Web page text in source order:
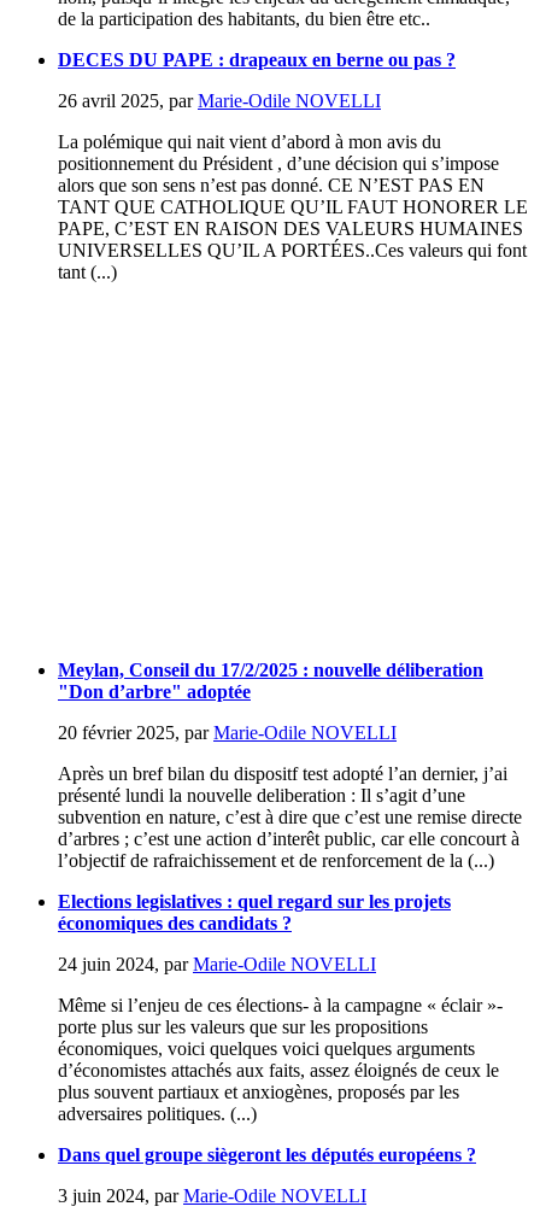
de la participation des habitants, du bien être etc..
DECES DU PAPE : drapeaux en berne ou pas ?
26 avril 2025, parMarie-Odile NOVELLI
La polémique qui nait vient d’abord à mon avis du
positionnement du Président , d’une décision qui s’impose
alors que son sens n’est pas donné. CE N’EST PAS EN
TANT QUE CATHOLIQUE QU’IL FAUT HONORER LE
PAPE, C’EST EN RAISON DES VALEURS HUMAINES
UNIVERSELLES QU’IL A PORTÉES..Ces valeurs qui font
tant (...)
Meylan, Conseil du 17/2/2025 : nouvelle déliberation
"Don d’arbre" adoptée
20 février 2025, parMarie-Odile NOVELLI
Après un bref bilan du dispositf test adopté l’an dernier, j’ai
présenté lundi la nouvelle deliberation : Il s’agit d’une
subvention en nature, c’est à dire que c’est une remise directe
d’arbres ; c’est une action d’interêt public, car elle concourt à
l’objectif de rafraichissement et de renforcement de la (...)
Elections legislatives : quel regard sur les projets
économiques des candidats ?
24 juin 2024, parMarie-Odile NOVELLI
Même si l’enjeu de ces élections- à la campagne « éclair »-
porte plus sur les valeurs que sur les propositions
économiques, voici quelques voici quelques arguments
d’économistes attachés aux faits, assez éloignés de ceux le
plus souvent partiaux et anxiogènes, proposés par les
adversaires politiques. (...)
Dans quel groupe siègeront les députés européens ?
3 juin 2024, parMarie-Odile NOVELLI